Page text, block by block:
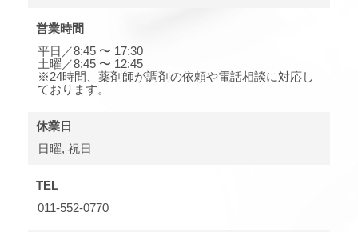
営業時間
平日／8:45 〜 17:30
土曜／8:45 〜 12:45
※24時間、薬剤師が調剤の依頼や電話相談に対応し
ております。
休業日
日曜, 祝日
TEL
011-552-0770